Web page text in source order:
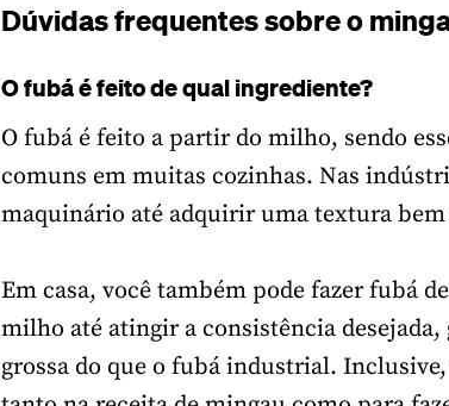
Dúvidas frequentes sobre o
O fubá é feito de qual ingrediente?
O fubá é feito a partir do milho, sendo
comuns em muitas cozinhas. Nas
maquinário até adquirir uma textura
Em casa, você também pode fazer fubá
milho até atingir a consistência
grossa do que o fubá industrial.